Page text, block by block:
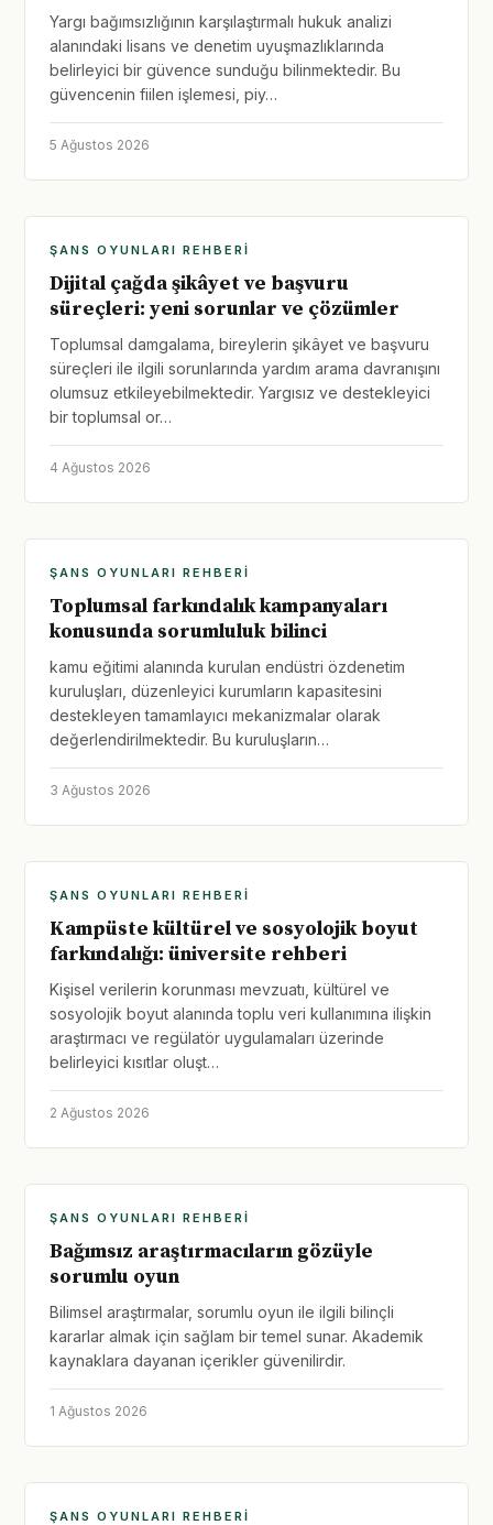
Yargı bağımsızlığının karşılaştırmalı hukuk analizi
alanındaki lisans ve denetim uyuşmazlıklarında
belirleyici bir güvence sunduğu bilinmektedir. Bu
güvencenin fiilen işlemesi, piy…
5 Ağustos 2026
ŞANS OYUNLARI REHBERI
Dijital çağda şikâyet ve başvuru
süreçleri: yeni sorunlar ve çözümler
Toplumsal damgalama, bireylerin şikâyet ve başvuru
süreçleri ile ilgili sorunlarında yardım arama davranışını
olumsuz etkileyebilmektedir. Yargısız ve destekleyici
bir toplumsal or…
4 Ağustos 2026
ŞANS OYUNLARI REHBERI
Toplumsal farkındalık kampanyaları
konusunda sorumluluk bilinci
kamu eğitimi alanında kurulan endüstri özdenetim
kuruluşları, düzenleyici kurumların kapasitesini
destekleyen tamamlayıcı mekanizmalar olarak
değerlendirilmektedir. Bu kuruluşların…
3 Ağustos 2026
ŞANS OYUNLARI REHBERI
Kampüste kültürel ve sosyolojik boyut
farkındalığı: üniversite rehberi
Kişisel verilerin korunması mevzuatı, kültürel ve
sosyolojik boyut alanında toplu veri kullanımına ilişkin
araştırmacı ve regülatör uygulamaları üzerinde
belirleyici kısıtlar oluşt…
2 Ağustos 2026
ŞANS OYUNLARI REHBERI
Bağımsız araştırmacıların gözüyle
sorumlu oyun
Bilimsel araştırmalar, sorumlu oyun ile ilgili bilinçli
kararlar almak için sağlam bir temel sunar. Akademik
kaynaklara dayanan içerikler güvenilirdir.
1 Ağustos 2026
ŞANS OYUNLARI REHBERI